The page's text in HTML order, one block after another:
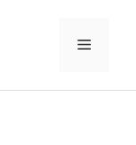
Меню